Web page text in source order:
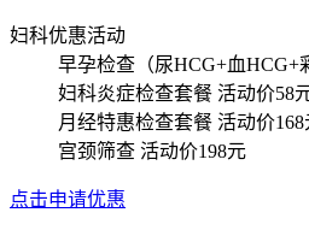
妇科优惠活动
早孕检查（尿HCG+血HCG+
妇科炎症检查套餐 活动价58
月经特惠检查套餐 活动价168
宫颈筛查 活动价198元
点击申请优惠